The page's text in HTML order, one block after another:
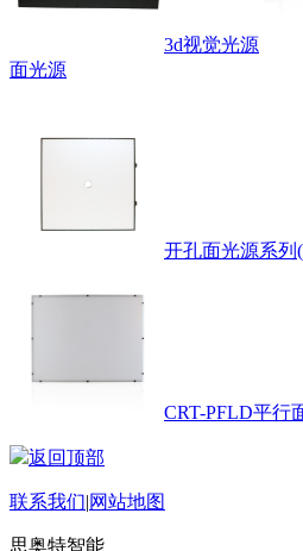
3d视觉光源
面光源
开孔面光源系列
CRT-PFLD平行
返回顶部
联系我们|网站地图
思奥特智能